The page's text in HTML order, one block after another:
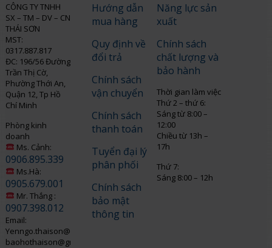
CÔNG TY TNHH
SX – TM – DV – CN
THÁI SƠN
MST:
0317.887.817
ĐC: 196/56 Đường
Trần Thị Cờ,
Phường Thới An,
Quận 12, Tp Hồ
Chí Minh
Phòng kinh
doanh
Ms. Cảnh:
0906.895.339
Ms.Hà:
0905.679.001
Mr. Thắng :
0907.398.012
Email:
Yenngo.thaison@gmail.com
baohothaison@gmail.com
Hướng dẫn
mua hàng
Quy định về
đổi trả
Chính sách
vận chuyển
Chính sách
thanh toán
Tuyển đại lý
phân phối
Chính sách
bảo mật
thông tin
Năng lực sản
xuất
Chính sách
chất lượng và
bảo hành
Thời gian làm việc
Thứ 2 – thứ 6:
Sáng từ 8:00 –
12:00
Chiều từ 13h –
17h
Thứ 7:
Sáng 8:00 – 12h